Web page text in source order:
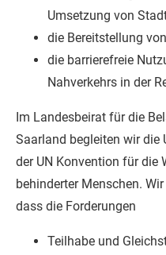
Umsetzung von
die Bereitstellung
die barrierefreie
Nahverkehrs in der
Im Landesbeirat für die
Saarland begleiten wir die
der UN Konvention für die
behinderter Menschen.
dass die Forderungen
Teilhabe und